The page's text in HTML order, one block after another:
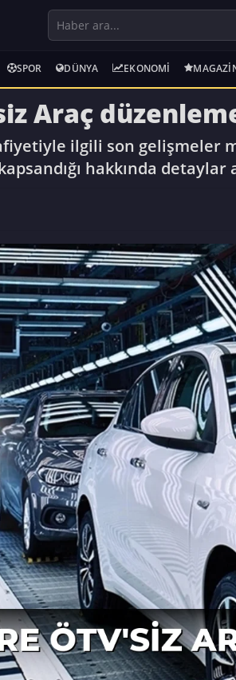
SPOR DÜNYA EKONOMI
Araç
ilgili son gelişmeler
hakkında detaylar